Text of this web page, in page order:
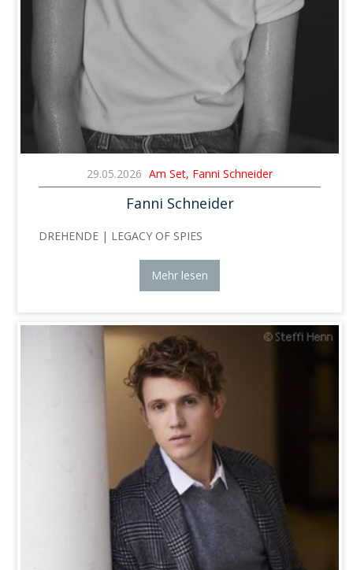
29.05.2026 Am Set, Fanni Schneider
Fanni Schneider
DREHENDE | LEGACY OF SPIES
Mehr lesen